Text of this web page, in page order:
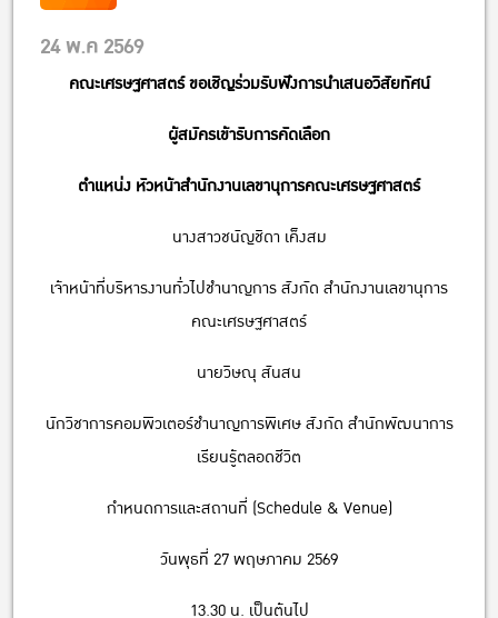
24 พ.ค 2569
คณะเศรษฐศาสตร์ ขอเชิญร่วมรับฟังการนำเสนอวิสัยทัศน์
ผู้สมัครเข้ารับการคัดเลือก
ตำแหน่ง หัวหน้าสำนักงานเลขานุการคณะเศรษฐศาสตร์
นางสาวชนัญชิดา เค็งสม
เจ้าหน้าที่บริหารงานทั่วไปชำนาญการ สังกัด สำนักงานเลขานุการ
คณะเศรษฐศาสตร์
นายวิษณุ สันสน
นักวิชาการคอมพิวเตอร์ชำนาญการพิเศษ สังกัด สำนักพัฒนาการ
เรียนรู้ตลอดชีวิต
กำหนดการและสถานที่ (Schedule & Venue)
วันพุธที่ 27 พฤษภาคม 2569
13.30 น. เป็นต้นไป